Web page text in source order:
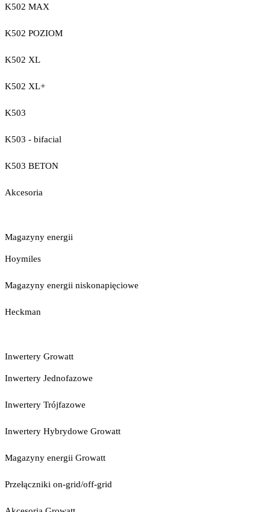
K502 MAX
K502 POZIOM
K502 XL
K502 XL+
K503
K503 - bifacial
K503 BETON
Akcesoria
Magazyny energii
Hoymiles
Magazyny energii niskonapięciowe
Heckman
Inwertery Growatt
Inwertery Jednofazowe
Inwertery Trójfazowe
Inwertery Hybrydowe Growatt
Magazyny energii Growatt
Przełączniki on-grid/off-grid